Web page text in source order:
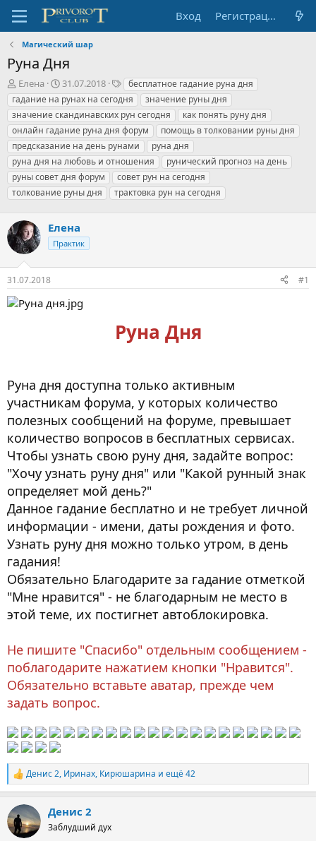
Вход Регистрация
Магический шар
Руна Дня
А
в
т
о
р
т
е
м
ы
Елена
Д
а
т
а
н
а
ч
а
л
а
31.07.2018
Т
е
г
и
бесплатное гадание руна дня
гадание на рунах на сегодня
значение руны дня
значение скандинавских рун сегодня
как понять руну дня
онлайн гадание руна дня форум
помощь в толковании руны дня
предсказание на день рунами
руна дня
руна дня на любовь и отношения
рунический прогноз на день
руны совет дня форум
совет рун на сегодня
толкование руны дня
трактовка рун на сегодня
Елена
Практик
31.07.2018 #1
Руна Дня
Руна дня доступна только активным
участникам форума, у которых количество
полезных сообщений на форуме, превышает
количество вопросов в бесплатных сервисах.
Чтобы узнать свою руну дня, задайте вопрос:
"Хочу узнать руну дня" или "Какой рунный знак
определяет мой день?"
Данное гадание бесплатно и не требует личной
информации - имени, даты рождения и фото.
Узнать руну дня можно только утром, в день
гадания!
Обязательно Благодарите за гадание отметкой
"Мне нравится" - не благодарным не место в
этой теме, их постигнет автоблокировка.
Не пишите "Спасибо" отдельным сообщением -
поблагодарите нажатием кнопки "Нравится".
Обязательно вставьте аватар, прежде чем
задать вопрос.
Р
е
к
ц
и
Денис 2, Иринах, Кирюшарина и ещё 42
Денис 2
Заблудший дух